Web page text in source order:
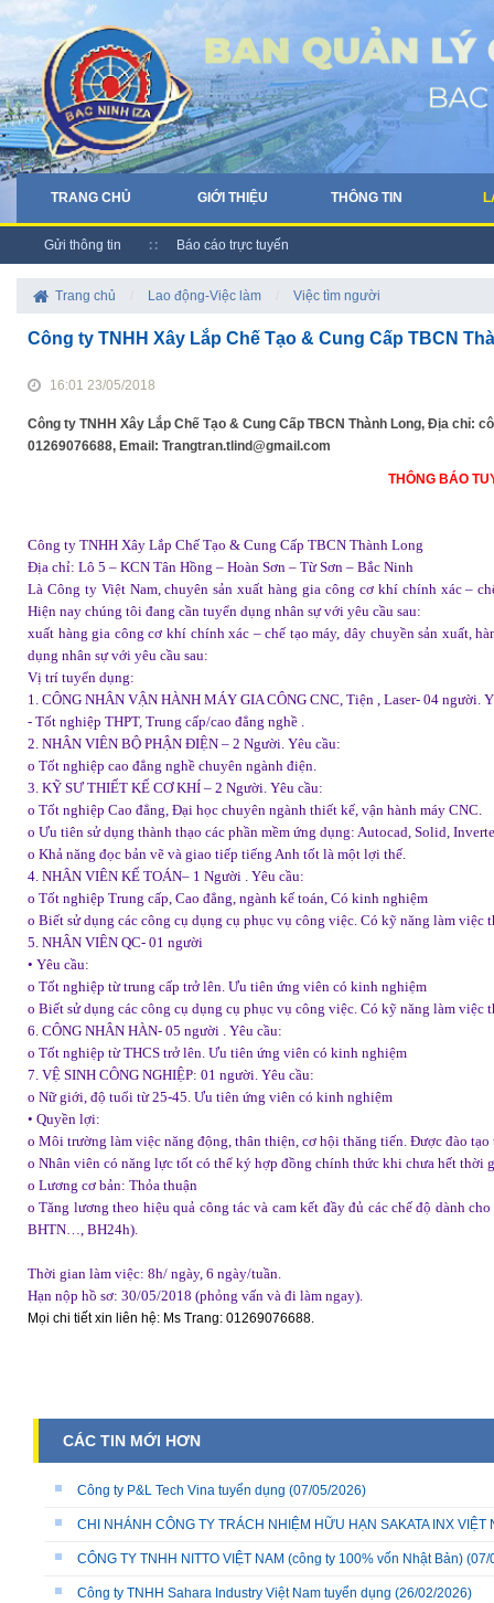
TRANG CHỦ GIỚI THIỆU THÔNG TIN
Gửi thông tin Báo cáo trực tuyến
Trang chủ Lao động-Việc làm Việc tìm người
Công ty TNHH Xây Lắp Chế Tạo & Cung Cấp TBCN
16:01 23/05/2018
Công ty TNHH Xây Lắp Chế Tạo & Cung Cấp TBCN Thành Long, Địa chỉ:
01269076688, Email: Trangtran.tlind@gmail.com
THÔNG BÁO
Công ty TNHH Xây Lắp Chế Tạo & Cung Cấp TBCN Thành Long
Địa chỉ: Lô 5 – KCN Tân Hồng – Hoàn Sơn – Từ Sơn – Bắc Ninh
Là Công ty Việt Nam, chuyên sản xuất hàng gia công cơ khí chính xác –
Hiện nay chúng tôi đang cần tuyển dụng nhân sự với yêu cầu sau:
xuất hàng gia công cơ khí chính xác – chế tạo máy, dây chuyền sản xuất,
dụng nhân sự với yêu cầu sau:
Vị trí tuyển dụng:
1. CÔNG NHÂN VẬN HÀNH MÁY GIA CÔNG CNC, Tiện , Laser- 04 người.
- Tốt nghiệp THPT, Trung cấp/cao đẳng nghề .
2. NHÂN VIÊN BỘ PHẬN ĐIỆN – 2 Người. Yêu cầu:
o Tốt nghiệp cao đẳng nghề chuyên ngành điện.
3. KỸ SƯ THIẾT KẾ CƠ KHÍ – 2 Người. Yêu cầu:
o Tốt nghiệp Cao đẳng, Đại học chuyên ngành thiết kế, vận hành máy CNC.
o Ưu tiên sử dụng thành thạo các phần mềm ứng dụng: Autocad, Solid,
o Khả năng đọc bản vẽ và giao tiếp tiếng Anh tốt là một lợi thế.
4. NHÂN VIÊN KẾ TOÁN– 1 Người . Yêu cầu:
o Tốt nghiệp Trung cấp, Cao đẳng, ngành kế toán, Có kinh nghiệm
o Biết sử dụng các công cụ dụng cụ phục vụ công việc. Có kỹ năng làm việc
5. NHÂN VIÊN QC- 01 người
• Yêu cầu:
o Tốt nghiệp từ trung cấp trở lên. Ưu tiên ứng viên có kinh nghiệm
o Biết sử dụng các công cụ dụng cụ phục vụ công việc. Có kỹ năng làm việc
6. CÔNG NHÂN HÀN- 05 người . Yêu cầu:
o Tốt nghiệp từ THCS trở lên. Ưu tiên ứng viên có kinh nghiệm
7. VỆ SINH CÔNG NGHIỆP: 01 người. Yêu cầu:
o Nữ giới, độ tuổi từ 25-45. Ưu tiên ứng viên có kinh nghiệm
• Quyền lợi:
o Môi trường làm việc năng động, thân thiện, cơ hội thăng tiến. Được đào tạo
o Nhân viên có năng lực tốt có thể ký hợp đồng chính thức khi chưa hết thời
o Lương cơ bản: Thỏa thuận
o Tăng lương theo hiệu quả công tác và cam kết đầy đủ các chế độ dành
BHTN…, BH24h).
Thời gian làm việc: 8h/ ngày, 6 ngày/tuần.
Hạn nộp hồ sơ: 30/05/2018 (phỏng vấn và đi làm ngay).
Mọi chi tiết xin liên hệ: Ms Trang: 01269076688.
CÁC TIN MỚI HƠN
Công ty P&L Tech Vina tuyển dụng (07/05/2026)
CHI NHÁNH CÔNG TY TRÁCH NHIỆM HỮU HẠN SAKATA INX
CÔNG TY TNHH NITTO VIỆT NAM (công ty 100% vốn Nhật Bản) (07/
Công ty TNHH Sahara Industry Việt Nam tuyển dụng (26/02/2026)